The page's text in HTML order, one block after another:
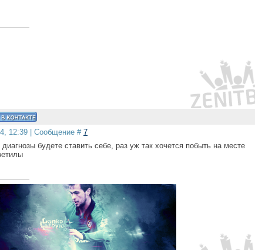
12:39 | Сообщение # 7
будете ставить себе, раз уж так хочется побыть на месте